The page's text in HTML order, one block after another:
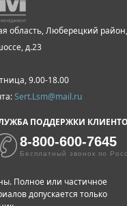
область, Люберецкий
д.23
9.00-18.00
Sert.Lsm@mail.ru
ПОДДЕРЖКИ
8-800-600-7645
Бесплатный звонок по
Полное или частичное
допускается только